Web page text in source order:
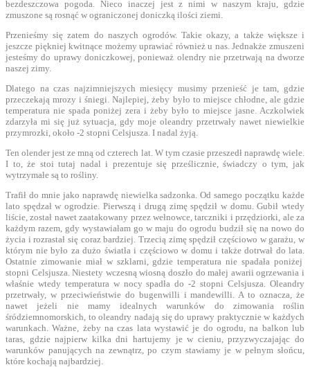
bezdeszczowa pogoda. Nieco inaczej jest z nimi w naszym kraju, gdzie
zmuszone są rosnąć w ograniczonej doniczką ilości ziemi.
Przenieśmy się zatem do naszych ogrodów. Takie okazy, a także większe i
jeszcze piękniej kwitnące możemy uprawiać również u nas. Jednakże zmuszeni
jesteśmy do uprawy doniczkowej, ponieważ olendry nie przetrwają na dworze
naszej zimy.
Dlatego na czas najzimniejszych miesięcy musimy przenieść je tam, gdzie
przeczekają mrozy i śniegi. Najlepiej, żeby było to miejsce chłodne, ale gdzie
temperatura nie spada poniżej zera i żeby było to miejsce jasne. Aczkolwiek
zdarzyła mi się już sytuacja, gdy moje oleandry przetrwały nawet niewielkie
przymrozki, około -2 stopni Celsjusza. I nadal żyją.
Ten olender jest ze mną od czterech lat. W tym czasie przeszedł naprawdę wiele.
I to, że stoi tutaj nadal i prezentuje się prześlicznie, świadczy o tym, jak
wytrzymałe są to rośliny.
Trafił do mnie jako naprawdę niewielka sadzonka. Od samego początku każde
lato spędzał w ogrodzie. Pierwszą i drugą zimę spędził w domu. Gubił wtedy
liście, został nawet zaatakowany przez wełnowce, tarczniki i przędziorki, ale za
każdym razem, gdy wystawiałam go w maju do ogrodu budził się na nowo do
życia i rozrastał się coraz bardziej. Trzecią zimę spędził częściowo w garażu, w
którym nie było za dużo światła i częściowo w domu i także dotrwał do lata.
Ostatnie zimowanie miał w szklarni, gdzie temperatura nie spadała poniżej
stopni Celsjusza. Niestety wczesną wiosną doszło do małej awarii ogrzewania i
właśnie wtedy temperatura w nocy spadła do -2 stopni Celsjusza. Oleandry
przetrwały, w przeciwieństwie do bugenwilli i mandewilli. A to oznacza, że
nawet jeżeli nie mamy idealnych warunków do zimowania roślin
śródziemnomorskich, to oleandry nadają się do uprawy praktycznie w każdych
warunkach. Ważne, żeby na czas lata wystawić je do ogrodu, na balkon lub
taras, gdzie najpierw kilka dni hartujemy je w cieniu, przyzwyczajając do
warunków panujących na zewnątrz, po czym stawiamy je w pełnym słońcu,
które kochają najbardziej.